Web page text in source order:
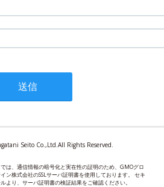
Seito Co.,Ltd.All Rights Reserved.
は、通信情報の暗号化と実在性の証明のため、GMOグロ
ン株式会社のSSLサーバ証明書を使用しております。 セキ
より、サーバ証明書の検証結果をご確認ください。